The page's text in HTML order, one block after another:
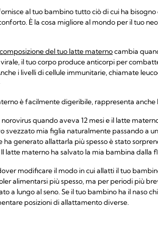
al tuo bambino tutto ciò di cui ha
È la cosa migliore al mondo per il tuo
composizione del tuo latte maternocambia
il tuo corpo produce anticorpi per
i livelli di cellule immunitarie, chiamate
è facilmente digeribile, rappresenta
quando aveva 12 mesi e il latte
svezzato mia figlia naturalmente passando a
generato allattarla più spesso è stato
latte materno ha salvato la mia bambina dalla
modificare il modo in cui allatti il tuo
alimentarsi più spesso, ma per periodi più
a lungo al seno. Se il tuo bambino ha il naso
posizioni di allattamento diverse.